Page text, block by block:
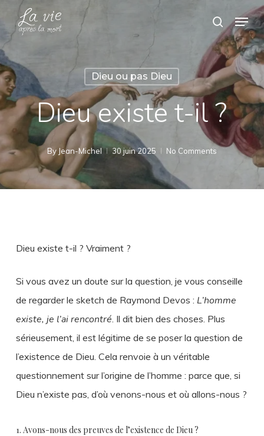
main
content
search
Menu
Dieu ou pas Dieu
Dieu existe t-il ?
By Jean-Michel 30 juin 2025 No Comments
Dieu existe t-il ? Vraiment ?
Si vous avez un doute sur la question, je vous conseille
de regarder le sketch de Raymond Devos : L’homme
existe, je l’ai rencontré. Il dit bien des choses. Plus
sérieusement, il est légitime de se poser la question de
l’existence de Dieu. Cela renvoie à un véritable
questionnement sur l’origine de l’homme : parce que, si
Dieu n’existe pas, d’où venons-nous et où allons-nous ?
1. Avons-nous des preuves de l’existence de Dieu ?
Close
Menu